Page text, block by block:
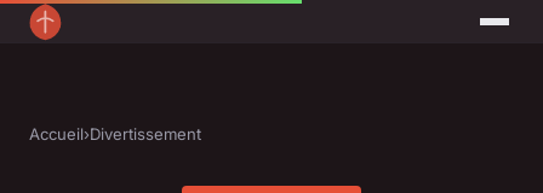
Accueil›Divertissement